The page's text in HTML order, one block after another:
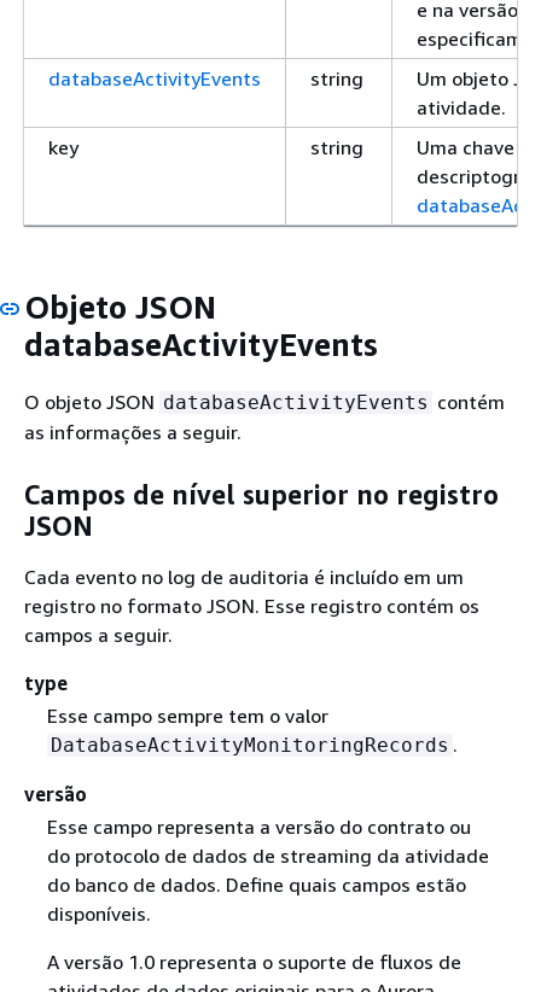
e na versão
databaseActivityEvents
string
Um objeto
atividade.
key
string
Uma chave
Objeto JSON
databaseActivityEvents
O objeto JSON databaseActivityEvents contém
as informações a seguir.
Campos de nível superior no registro
JSON
Cada evento no log de auditoria é incluído em um
registro no formato JSON. Esse registro contém os
campos a seguir.
type
Esse campo sempre tem o valor
DatabaseActivityMonitoringRecords .
versão
Esse campo representa a versão do contrato ou
do protocolo de dados de streaming da atividade
do banco de dados. Define quais campos estão
disponíveis.
A versão 1.0 representa o suporte de fluxos de